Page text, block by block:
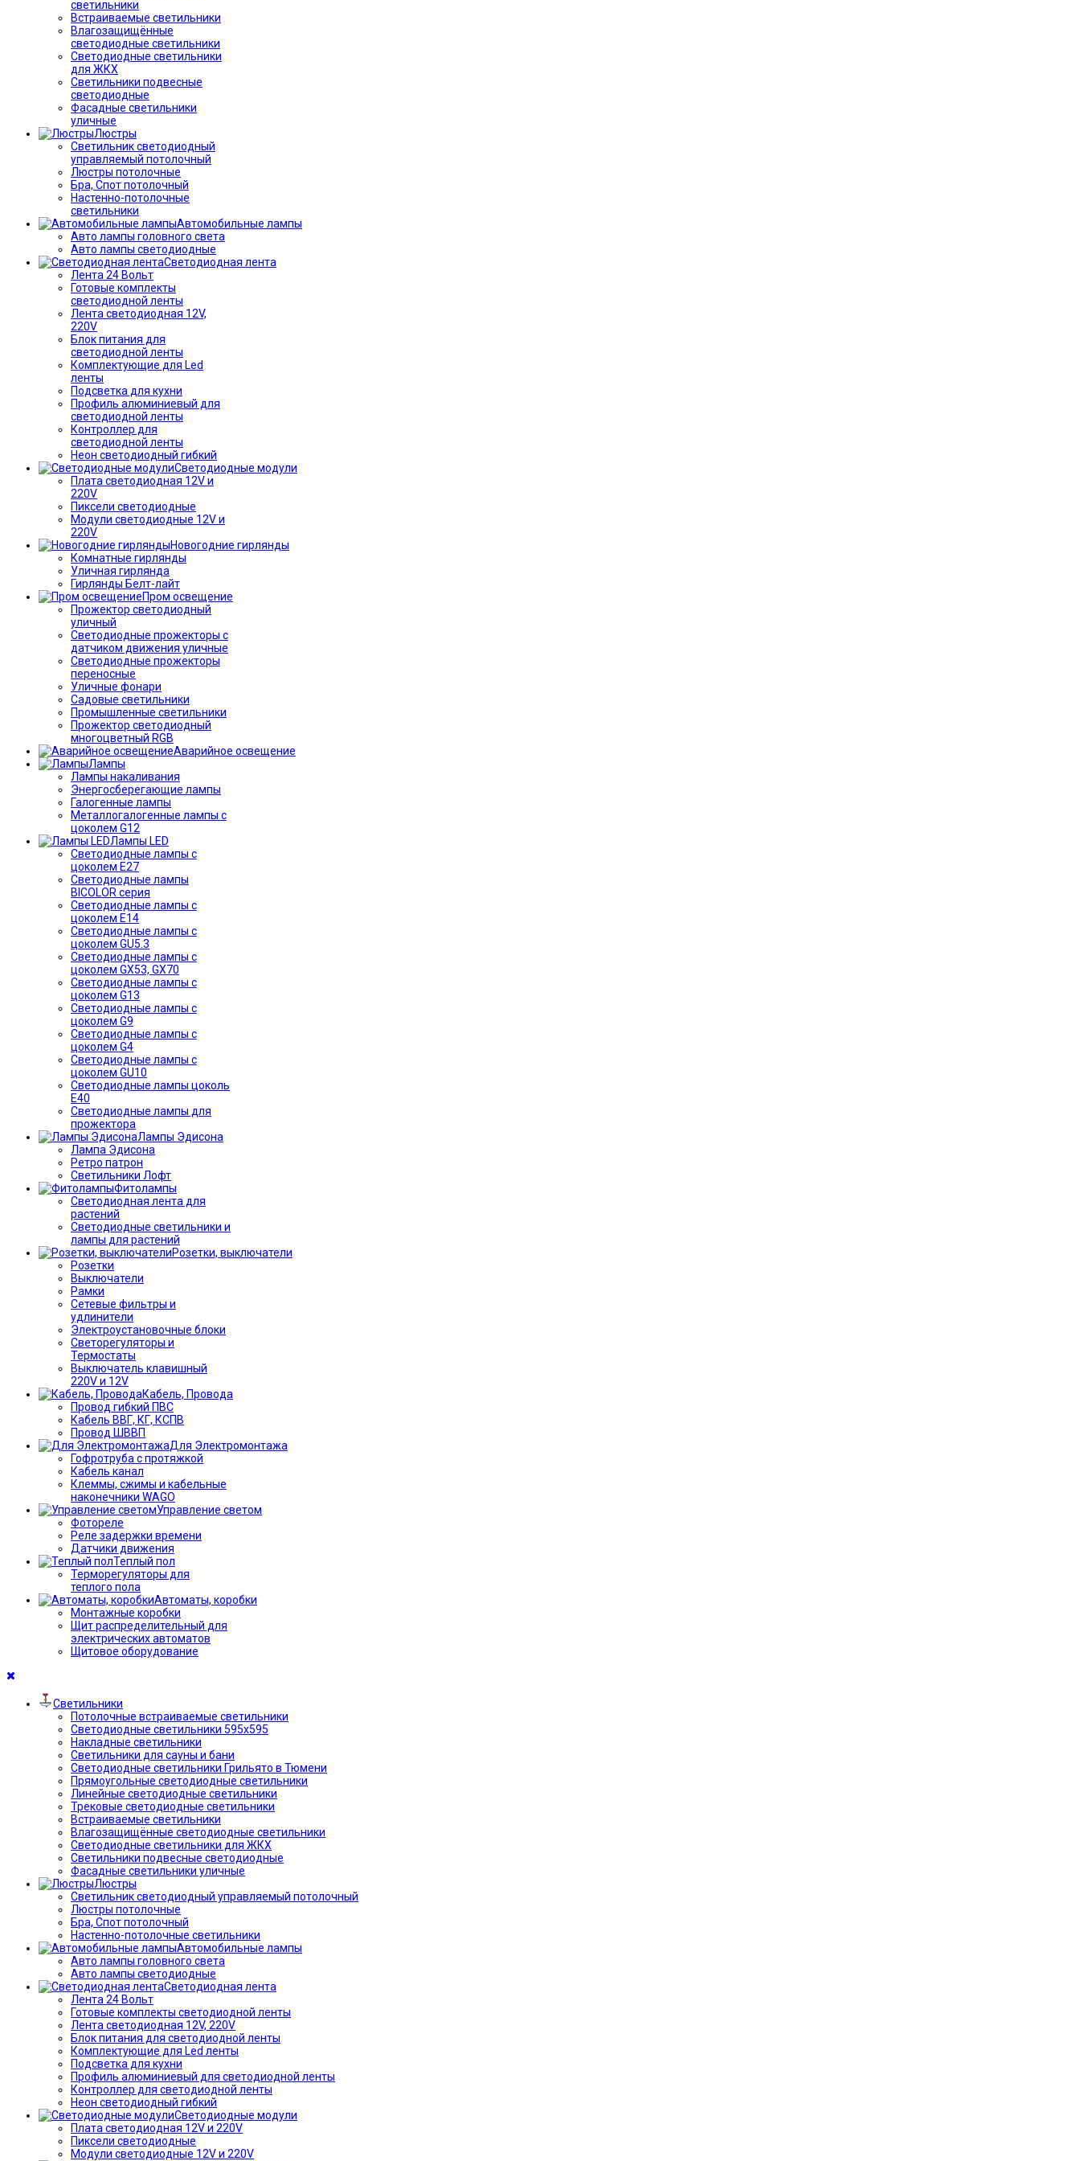
светильники
Встраиваемые светильники
Влагозащищённые
светодиодные светильники
Светодиодные светильники
для ЖКХ
Светильники подвесные
светодиодные
Фасадные светильники
уличные
Люстры
Светильник светодиодный
управляемый потолочный
Люстры потолочные
Бра, Спот потолочный
Настенно-потолочные
светильники
Автомобильные лампы
Авто лампы головного света
Авто лампы светодиодные
Светодиодная лента
Лента 24 Вольт
Готовые комплекты
светодиодной ленты
Лента светодиодная 12V,
220V
Блок питания для
светодиодной ленты
Комплектующие для Led
ленты
Подсветка для кухни
Профиль алюминиевый для
светодиодной ленты
Контроллер для
светодиодной ленты
Неон светодиодный гибкий
Светодиодные модули
Плата светодиодная 12V и
220V
Пиксели светодиодные
Модули светодиодные 12V и
220V
Новогодние гирлянды
Комнатные гирлянды
Уличная гирлянда
Гирлянды Белт-лайт
Пром освещение
Прожектор светодиодный
уличный
Светодиодные прожекторы с
датчиком движения уличные
Светодиодные прожекторы
переносные
Уличные фонари
Садовые светильники
Промышленные светильники
Прожектор светодиодный
многоцветный RGB
Аварийное освещение
Лампы
Лампы накаливания
Энергосберегающие лампы
Галогенные лампы
Металлогалогенные лампы с
цоколем G12
Лампы LED
Светодиодные лампы с
цоколем E27
Светодиодные лампы
BICOLOR серия
Светодиодные лампы с
цоколем E14
Светодиодные лампы с
цоколем GU5.3
Светодиодные лампы с
цоколем GX53, GX70
Светодиодные лампы с
цоколем G13
Светодиодные лампы с
цоколем G9
Светодиодные лампы с
цоколем G4
Светодиодные лампы с
цоколем GU10
Светодиодные лампы цоколь
Е40
Светодиодные лампы для
прожектора
Лампы Эдисона
Лампа Эдисона
Ретро патрон
Светильники Лофт
Фитолампы
Светодиодная лента для
растений
Светодиодные светильники и
лампы для растений
Розетки, выключатели
Розетки
Выключатели
Рамки
Сетевые фильтры и
удлинители
Электроустановочные блоки
Светорегуляторы и
Термостаты
Выключатель клавишный
220V и 12V
Кабель, Провода
Провод гибкий ПВС
Кабель ВВГ, КГ, КСПВ
Провод ШВВП
Для Электромонтажа
Гофротруба с протяжкой
Кабель канал
Клеммы, сжимы и кабельные
наконечники WAGO
Управление светом
Фотореле
Реле задержки времени
Датчики движения
Теплый пол
Терморегуляторы для
теплого пола
Автоматы, коробки
Монтажные коробки
Щит распределительный для
электрических автоматов
Щитовое оборудование
Светильники
Потолочные встраиваемые светильники
Светодиодные светильники 595х595
Накладные светильники
Светильники для сауны и бани
Светодиодные светильники Грильято в Тюмени
Прямоугольные светодиодные светильники
Линейные светодиодные светильники
Трековые светодиодные светильники
Встраиваемые светильники
Влагозащищённые светодиодные светильники
Светодиодные светильники для ЖКХ
Светильники подвесные светодиодные
Фасадные светильники уличные
Люстры
Светильник светодиодный управляемый потолочный
Люстры потолочные
Бра, Спот потолочный
Настенно-потолочные светильники
Автомобильные лампы
Авто лампы головного света
Авто лампы светодиодные
Светодиодная лента
Лента 24 Вольт
Готовые комплекты светодиодной ленты
Лента светодиодная 12V, 220V
Блок питания для светодиодной ленты
Комплектующие для Led ленты
Подсветка для кухни
Профиль алюминиевый для светодиодной ленты
Контроллер для светодиодной ленты
Неон светодиодный гибкий
Светодиодные модули
Плата светодиодная 12V и 220V
Пиксели светодиодные
Модули светодиодные 12V и 220V